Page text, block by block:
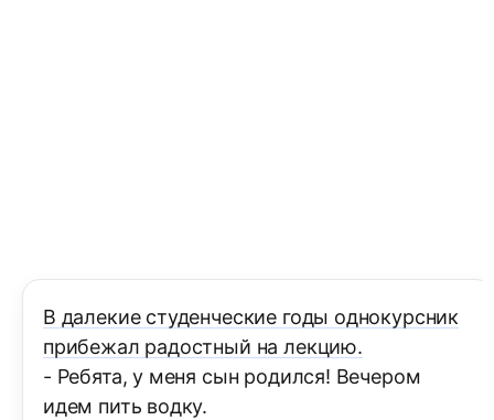
В далекие студенческие годы однокурсник
прибежал радостный на лекцию.
- Ребята, у меня сын родился! Вечером
идем пить водку.